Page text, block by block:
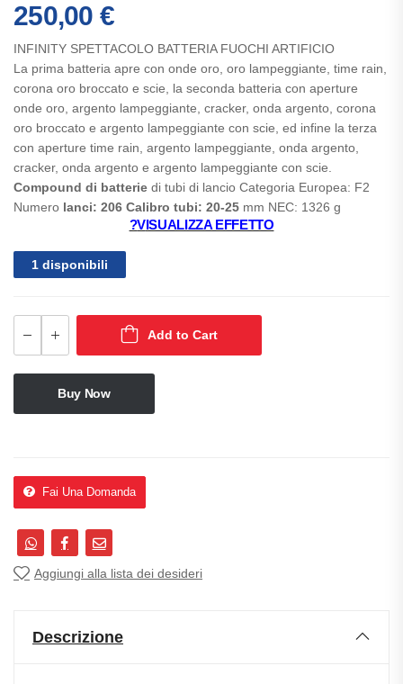
250,00 €
INFINITY SPETTACOLO BATTERIA FUOCHI ARTIFICIO
La prima batteria apre con onde oro, oro lampeggiante, time rain,
corona oro broccato e scie, la seconda batteria con aperture
onde oro, argento lampeggiante, cracker, onda argento, corona
oro broccato e argento lampeggiante con scie, ed infine la terza
con aperture time rain, argento lampeggiante, onda argento,
cracker, onda argento e argento lampeggiante con scie.
Compound di batterie di tubi di lancio Categoria Europea: F2
Numero lanci: 206 Calibro tubi: 20-25 mm NEC: 1326 g
?VISUALIZZA EFFETTO
1 disponibili
Add to Cart
Buy Now
Fai Una Domanda
Aggiungi alla lista dei desideri
Descrizione